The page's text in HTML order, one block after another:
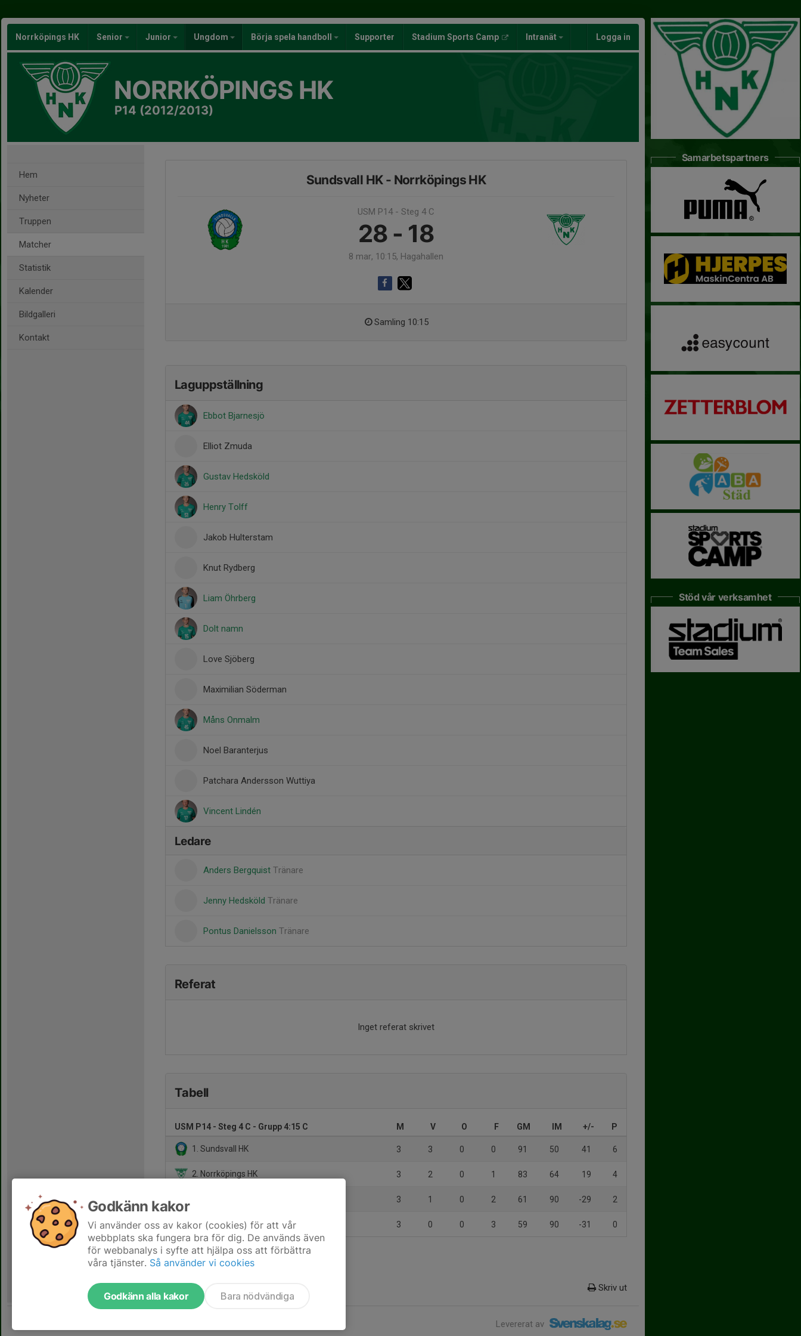
Norrköpings HK Senior Junior Ungdom Börja spela handboll Supporter Stadium Sports Camp Intranät Logga in
NORRKÖPINGS HK
P14 (2012/2013)
Hem
Nyheter
Truppen
Matcher
Statistik
Kalender
Bildgalleri
Kontakt
Sundsvall HK - Norrköpings HK
USM P14 - Steg 4 C
28 - 18
8 mar, 10:15, Hagahallen
Samling 10:15
Laguppställning
Ebbot Bjarnesjö
Elliot Zmuda
Gustav Hedsköld
Henry Tolff
Jakob Hulterstam
Knut Rydberg
Liam Öhrberg
Dolt namn
Love Sjöberg
Maximilian Söderman
Måns Onmalm
Noel Baranterjus
Patchara Andersson Wuttiya
Vincent Lindén
Ledare
Anders Bergquist Tränare
Jenny Hedsköld Tränare
Pontus Danielsson Tränare
Referat
Inget referat skrivet
Tabell
USM P14 - Steg 4 C - Grupp 4:15 C M V O F GM IM +/- P
1. Sundsvall HK 3 3 0 0 91 50 41 6
2. Norrköpings HK 3 2 0 1 83 64 19 4
3 1 0 2 61 90 -29 2
4. Vallentuna HK 3 0 0 3 59 90 -31 0
Skriv ut
Levererat av
Samarbetspartners
Stöd vår verksamhet
Godkänn kakor
Vi använder oss av kakor (cookies) för att vår
webbplats ska fungera bra för dig. De används även
för webbanalys i syfte att hjälpa oss att förbättra
våra tjänster. Så använder vi cookies
Godkänn alla kakor Bara nödvändiga